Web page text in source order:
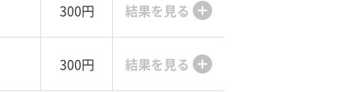
300円 結果を見る
300円 結果を見る